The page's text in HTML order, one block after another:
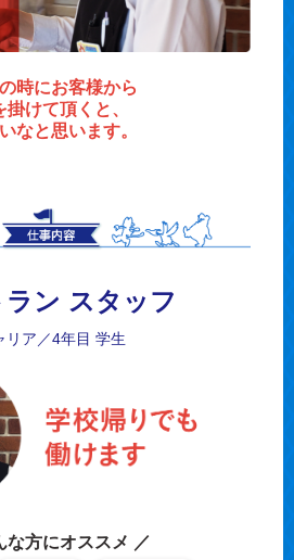
時にお客様から
掛けて頂くと、
なと思います。
ラン スタッフ
リア／4年目 学生
な方にオススメ ／